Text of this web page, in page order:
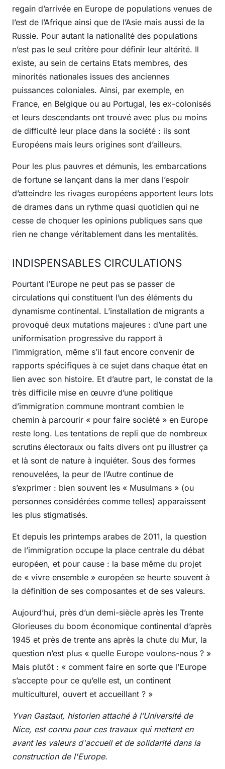
regain d’arrivée en Europe de populations venues de
l’est de l’Afrique ainsi que de l’Asie mais aussi de la
Russie. Pour autant la nationalité des populations
n’est pas le seul critère pour définir leur altérité. Il
existe, au sein de certains Etats membres, des
minorités nationales issues des anciennes
puissances coloniales. Ainsi, par exemple, en
France, en Belgique ou au Portugal, les ex-colonisés
et leurs descendants ont trouvé avec plus ou moins
de difficulté leur place dans la société : ils sont
Européens mais leurs origines sont d’ailleurs.
Pour les plus pauvres et démunis, les embarcations
de fortune se lançant dans la mer dans l’espoir
d’atteindre les rivages européens apportent leurs lots
de drames dans un rythme quasi quotidien qui ne
cesse de choquer les opinions publiques sans que
rien ne change véritablement dans les mentalités.
INDISPENSABLES CIRCULATIONS
Pourtant l’Europe ne peut pas se passer de
circulations qui constituent l’un des éléments du
dynamisme continental. L’installation de migrants a
provoqué deux mutations majeures : d’une part une
uniformisation progressive du rapport à
l’immigration, même s’il faut encore convenir de
rapports spécifiques à ce sujet dans chaque état en
lien avec son histoire. Et d’autre part, le constat de la
très difficile mise en œuvre d’une politique
d’immigration commune montrant combien le
chemin à parcourir « pour faire société » en Europe
reste long. Les tentations de repli que de nombreux
scrutins électoraux ou faits divers ont pu illustrer ça
et là sont de nature à inquiéter. Sous des formes
renouvelées, la peur de l’Autre continue de
s’exprimer : bien souvent les « Musulmans » (ou
personnes considérées comme telles) apparaissent
les plus stigmatisés.
Et depuis les printemps arabes de 2011, la question
de l’immigration occupe la place centrale du débat
européen, et pour cause : la base même du projet
de « vivre ensemble » européen se heurte souvent à
la définition de ses composantes et de ses valeurs.
Aujourd’hui, près d’un demi-siècle après les Trente
Glorieuses du boom économique continental d’après
1945 et près de trente ans après la chute du Mur, la
question n’est plus « quelle Europe voulons-nous ? »
Mais plutôt : « comment faire en sorte que l’Europe
s’accepte pour ce qu’elle est, un continent
multiculturel, ouvert et accueillant ? »
Yvan Gastaut, historien attaché à l’Université de
Nice, est connu pour ces travaux qui mettent en
avant les valeurs d'accueil et de solidarité dans la
construction de l'Europe.